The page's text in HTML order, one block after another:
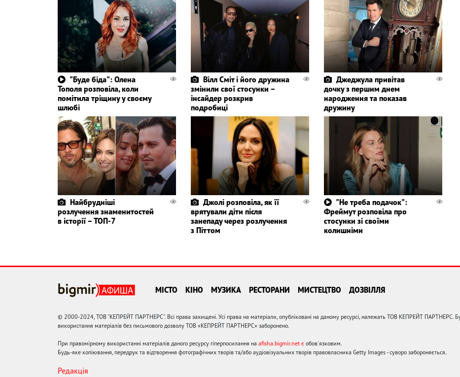
"Буде біда": Олена
Тополя розповіла, коли
помітила тріщину у своєму
шлюбі
Вілл Сміт і його дружина
змінили свої стосунки –
інсайдер розкрив
подробиці
Джеджула привітав
дочку з першим днем
народження та показав
дружину
Найбрудніші
розлучення знаменитостей
в історії – ТОП-7
Джолі розповіла, як її
врятували діти після
занепаду через розлучення
з Піттом
"Не треба подачок":
Фреймут розповіла про
стосунки зі своїми
колишніми
МІСТО КІНО МУЗИКА РЕСТОРАНИ МИСТЕЦТВО ДОЗВІЛЛЯ
© 2000-2024, ТОВ "КЕПРЕЙТ ПАРТНЕРС". Всі права захищені. Усі права на матеріали, опубліковані на даному ресурсі, належать ТОВ КЕПРЕЙТ ПАРТНЕРС.
використання матеріалів без письмового дозволу ТОВ «КЕПРЕЙТ ПАРТНЕРС» заборонено.
При правомірному використанні матеріалів даного ресурсу гіперпосилання на afisha.bigmir.net є обов'язковим.
Будь-яке копіювання, передрук та відтворення фотографічних творів та/або аудіовізуальних творів правовласника Getty Images - суворо забороняється.
Редакція